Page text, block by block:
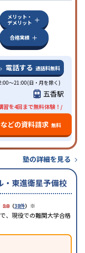
メリット・
デメリット
合格実績
電話する 通話料無料
～21:00(日・月を除く)
五香駅
習を4回まで無料体験！/
どの資料請求 無料
塾の詳細を見る
・東進衛星予備校
3.8（38件） ※
、現役での難関大学合格